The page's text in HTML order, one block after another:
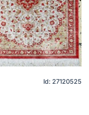
Id: 27120525